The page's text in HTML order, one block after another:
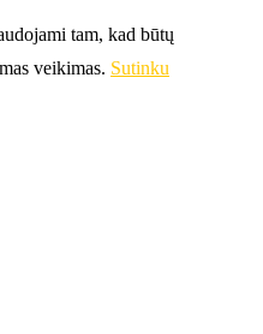
tam, kad būtų
veikimas. Sutinku